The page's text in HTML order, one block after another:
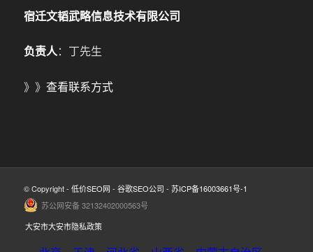
宿迁文韬武略信息技术有限公司
负责人：丁先生
》》 查看联系方式
© Copyright - 低价SEO网 - 谷歌SEO公司 - 苏ICP备16003661号-1
苏公网安备 32132402000563号
大安市大安市隐私政策